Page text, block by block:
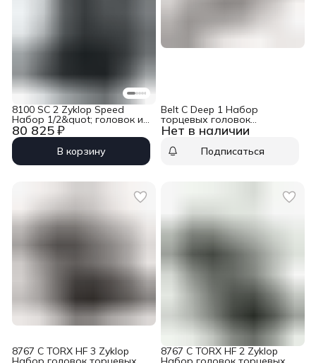
80 825 ₽
8100 SC 2 Zyklop Speed
Набор 1/2&quot; головок и
5/16&quot; бит с трещоткой,
37 пр. Wera WE-003645
В корзину
Нет в наличии
Belt C Deep 1 Набор
торцевых головок
глубоких, 1/2&quot;, 6 пр., 10
/ 13 / 15 / 16 / 17 / 19 x 83 мм
Wera WE-004565
Подписаться
8767 C TORX HF 3 Zyklop 8767 C TORX HF 2 Zyklop